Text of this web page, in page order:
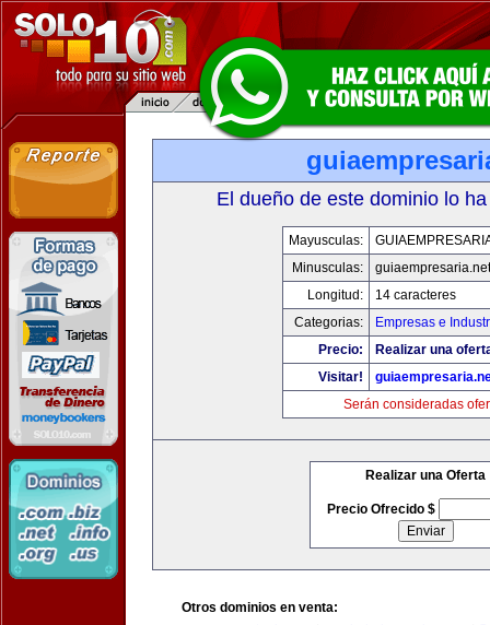
El dueño de este dominio lo
Mayusculas:
Minusculas:
guiaempresaria.net
Longitud:
14 caracteres
Categorias:
Empresas e
Precio:
Realizar una
Visitar!
Serán consideradas
Realizar una Oferta
Precio Ofrecido $
Otros dominios en venta: